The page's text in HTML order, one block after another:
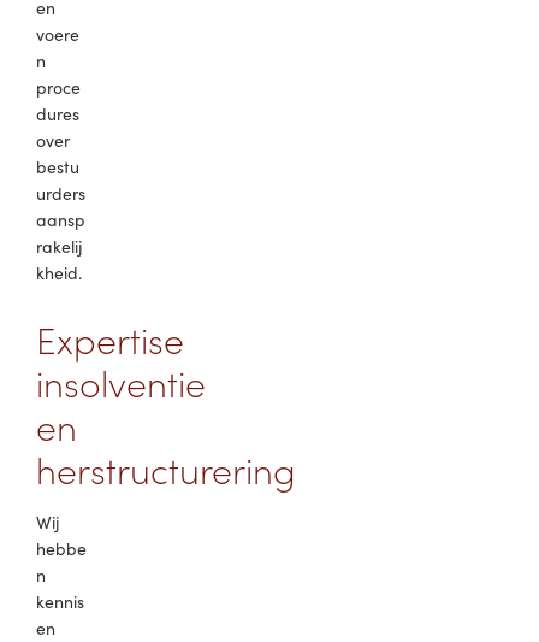
en
voere
n
proce
dures
over
bestu
urders
aansp
rakelij
kheid.
Expertise
insolventie
en
herstructurering
Wij
hebbe
n
kennis
en